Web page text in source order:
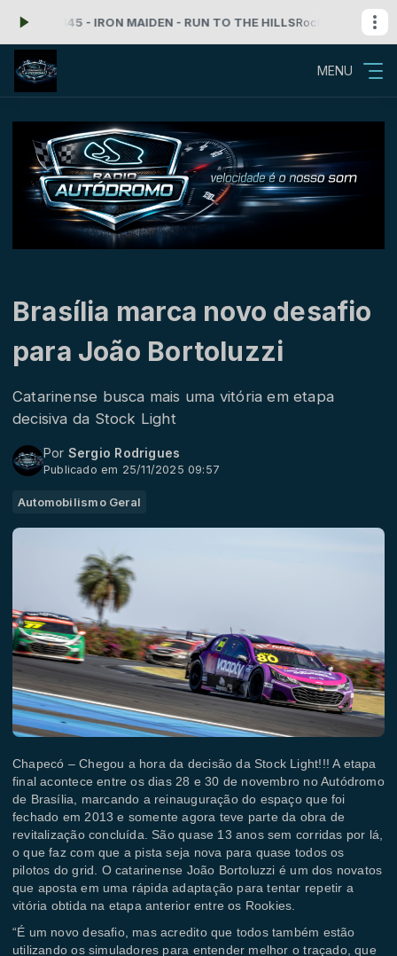
145 - IRON MAIDEN - RUN TO THE HILLSRock'n Roll com Radio
MENU
Brasília marca novo desafio
para João Bortoluzzi
Catarinense busca mais uma vitória em etapa
decisiva da Stock Light
Por Sergio Rodrigues
Publicado em 25/11/2025 09:57
Automobilismo Geral
Chapecó – Chegou a hora da decisão da Stock Light!!! A etapa
final acontece entre os dias 28 e 30 de novembro no Autódromo
de Brasília, marcando a reinauguração do espaço que foi
fechado em 2013 e somente agora teve parte da obra de
revitalização concluída. São quase 13 anos sem corridas por lá,
o que faz com que a pista seja nova para quase todos os
pilotos do grid. O catarinense João Bortoluzzi é um dos novatos
que aposta em uma rápida adaptação para tentar repetir a
vitória obtida na etapa anterior entre os Rookies.
“É um novo desafio, mas acredito que todos também estão
utilizando os simuladores para entender melhor o traçado, que